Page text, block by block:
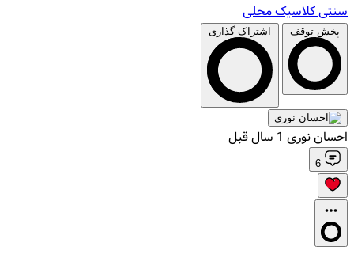
سنتیکلاسیکمحلی
پخش توقف اشتراک گذاری
احسان نوری 1 سال قبل
6